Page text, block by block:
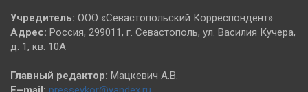
Учредитель: ООО «Севастопольский Корреспондент».
Адрес: Россия, 299011, г. Севастополь, ул. Василия Кучера,
д. 1, кв. 10А
Главный редактор: Мацкевич А.В.